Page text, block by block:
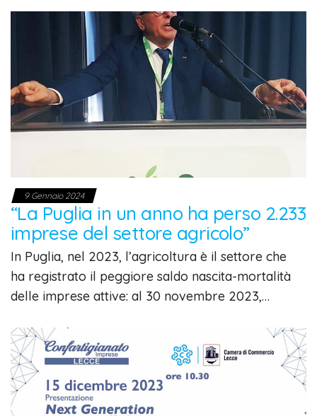
9 Gennaio 2024
“La Puglia in un anno ha perso 2.233
imprese del settore agricolo”
In Puglia, nel 2023, l’agricoltura è il settore che
ha registrato il peggiore saldo nascita-mortalità
delle imprese attive: al 30 novembre 2023,…